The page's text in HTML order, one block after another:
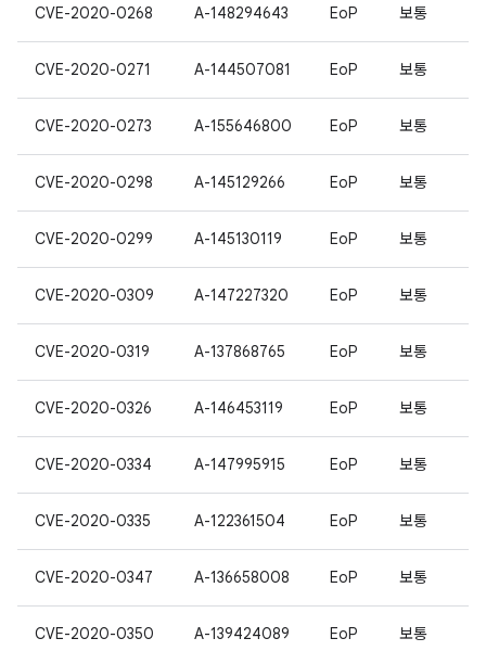
CVE-2020-0268 A-148294643 EoP 보통
CVE-2020-0271 A-144507081 EoP 보통
CVE-2020-0273 A-155646800 EoP 보통
CVE-2020-0298 A-145129266 EoP 보통
CVE-2020-0299 A-145130119 EoP 보통
CVE-2020-0309 A-147227320 EoP 보통
CVE-2020-0319 A-137868765 EoP 보통
CVE-2020-0326 A-146453119 EoP 보통
CVE-2020-0334 A-147995915 EoP 보통
CVE-2020-0335 A-122361504 EoP 보통
CVE-2020-0347 A-136658008 EoP 보통
CVE-2020-0350 A-139424089 EoP 보통